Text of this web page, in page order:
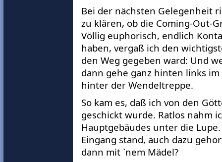
Bei der nächsten Gelegenheit
zu klären, ob die Coming-Out-
Völlig euphorisch, endlich
haben, vergaß ich den
den Weg gegeben ward: Und
dann gehe ganz hinten links
hinter der Wendeltreppe.
So kam es, daß ich von den
geschickt wurde. Ratlos nahm
Hauptgebäudes unter die
Eingang stand, auch dazu
dann mit `nem Mädel?